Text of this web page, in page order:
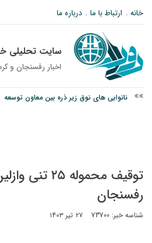
خانه ارتباط با ما درباره ما
سایت تحلیلی
اخبار رفسنجان و
نانوایی های نوق زیر ذره بین معاون توسعه
توقیف محموله
رفسنجان
شناسه خبر: 73700 ۲۷ تیر ۱۴۰۳